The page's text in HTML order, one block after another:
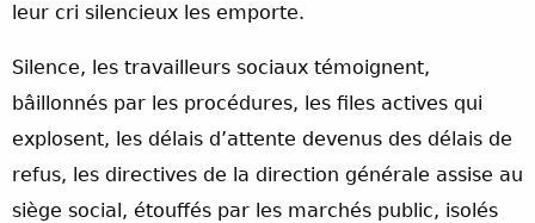
leur cri silencieux les emporte.
Silence, les travailleurs sociaux témoignent,
bâillonnés par les procédures, les files actives qui
explosent, les délais d’attente devenus des délais de
refus, les directives de la direction générale assise au
siège social, étouffés par les marchés public, isolés